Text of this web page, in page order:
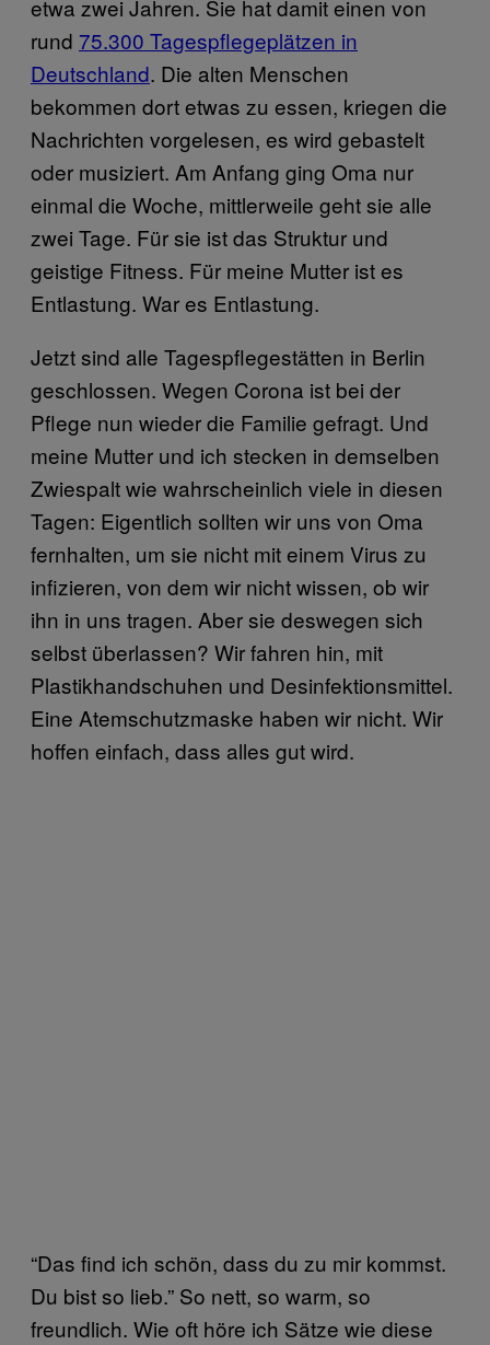
etwa zwei Jahren. Sie hat damit einen von
rund 75.300 Tagespflegeplätzen in
Deutschland. Die alten Menschen
bekommen dort etwas zu essen, kriegen die
Nachrichten vorgelesen, es wird gebastelt
oder musiziert. Am Anfang ging Oma nur
einmal die Woche, mittlerweile geht sie alle
zwei Tage. Für sie ist das Struktur und
geistige Fitness. Für meine Mutter ist es
Entlastung. War es Entlastung.
Jetzt sind alle Tagespflegestätten in Berlin
geschlossen. Wegen Corona ist bei der
Pflege nun wieder die Familie gefragt. Und
meine Mutter und ich stecken in demselben
Zwiespalt wie wahrscheinlich viele in diesen
Tagen: Eigentlich sollten wir uns von Oma
fernhalten, um sie nicht mit einem Virus zu
infizieren, von dem wir nicht wissen, ob wir
ihn in uns tragen. Aber sie deswegen sich
selbst überlassen? Wir fahren hin, mit
Plastikhandschuhen und Desinfektionsmittel.
Eine Atemschutzmaske haben wir nicht. Wir
hoffen einfach, dass alles gut wird.
“Das find ich schön, dass du zu mir kommst.
Du bist so lieb.” So nett, so warm, so
freundlich. Wie oft höre ich Sätze wie diese